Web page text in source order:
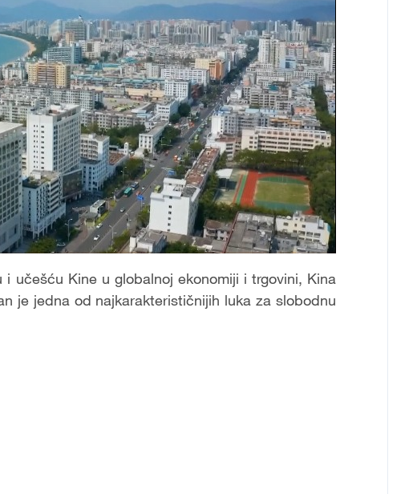
učešću Kine u globalnoj ekonomiji i trgovini, Kina
je jedna od najkarakterističnijih luka za slobodnu